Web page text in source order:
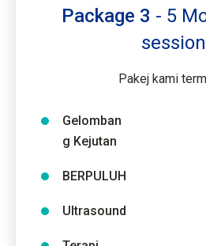
Package 3 - 5
Pakej kami
Gelomban
g Kejutan
BERPULUH
Ultrasound